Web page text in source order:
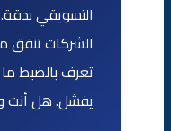
التسويقي
الشركات تنفق
تعرف بالضبط
يفشل. هل أنت